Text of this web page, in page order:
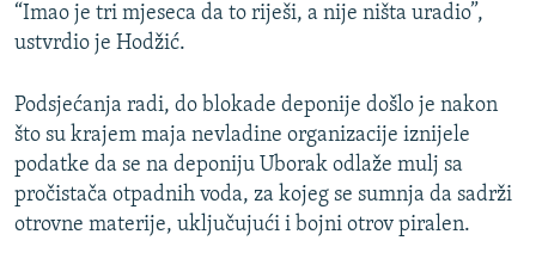
“Imao je tri mjeseca da to riješi, a nije ništa uradio”,
ustvrdio je Hodžić.
Podsjećanja radi, do blokade deponije došlo je nakon
što su krajem maja nevladine organizacije iznijele
podatke da se na deponiju Uborak odlaže mulj sa
pročistača otpadnih voda, za kojeg se sumnja da sadrži
otrovne materije, uključujući i bojni otrov piralen.